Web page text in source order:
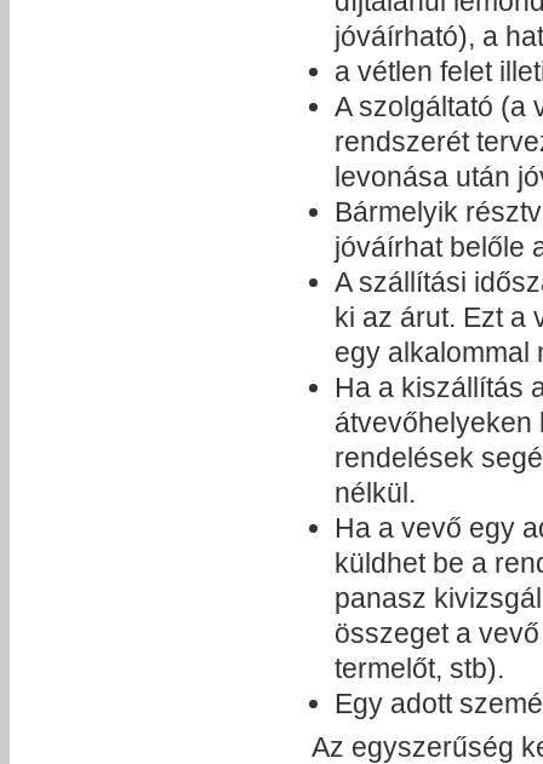
jóváírható), a
a vétlen felet
A szolgáltató (a
rendszerét
levonása után
Bármelyik
jóváírhat belőle
A szállítási
ki az árut. Ezt a
egy alkalommal
Ha a kiszállítás
átvevőhelyeken
rendelések
nélkül.
Ha a vevő egy
küldhet be a
panasz
összeget a
termelőt, stb).
Egy adott
Az egyszerűség